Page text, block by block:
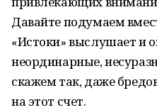
Давайте подумаем
«Истоки» выслушает и
неординарные,
скажем так, даже
на этот счет.